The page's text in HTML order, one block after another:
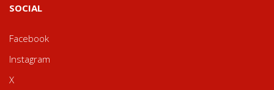
SOCIAL
Facebook
Instagram
X